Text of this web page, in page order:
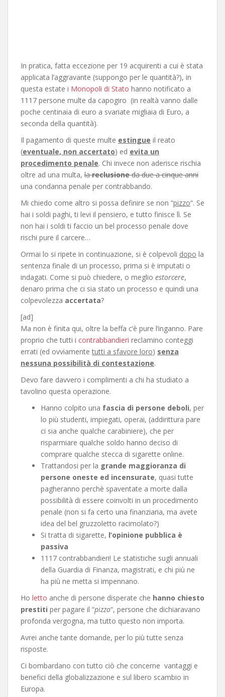
In pratica, fatta eccezione per 19 acquirenti a cui è stata
applicata l’aggravante (suppongo per le quantità?), in
questa estate i Monopoli di Stato hanno notificato a
1117 persone multe da capogiro (in realtà vanno dalle
poche centinaia di euro a svariate migliaia di Euro, a
seconda della quantità).
Il pagamento di queste multe estingue il reato
(eventuale, non accertato) ed evita un
procedimento penale. Chi invece non aderisce rischia
oltre ad una multa, lareclusioneda due a cinque anni
una condanna penale per contrabbando.
Mi chiedo come altro si possa definire se non “pizzo“. Se
hai i soldi paghi, ti levi il pensiero, e tutto finisce lì. Se
non hai i soldi ti faccio un bel processo penale dove
rischi pure il carcere…
Ormai lo si ripete in continuazione, si è colpevoli dopo la
sentenza finale di un processo, prima si è imputati o
indagati. Come si può chiedere, o meglio estorcere,
denaro prima che ci sia stato un processo e quindi una
colpevolezza accertata?
[ad]
Ma non è finita qui, oltre la beffa c’è pure l’inganno. Pare
proprio che tutti i contrabbandieri reclamino conteggi
errati (ed ovviamente tutti a sfavore loro) senza
nessuna possibilità di contestazione.
Devo fare davvero i complimenti a chi ha studiato a
tavolino questa operazione.
Hanno colpito una fascia di persone deboli, per
lo più studenti, impiegati, operai, (addirittura pare
ci sia anche qualche carabiniere), che per
risparmiare qualche soldo hanno deciso di
comprare qualche stecca di sigarette online.
Trattandosi per la grande maggioranza di
persone oneste ed incensurate, quasi tutte
pagheranno perchè spaventate a morte dalla
possibilità di essere coinvolti in un procedimento
penale (non si fa certo una finanziaria, ma avete
idea del bel gruzzoletto racimolato?)
Si tratta di sigarette, l’opinione pubblica è
passiva
1117 contrabbandieri! Le statistiche sugli annuali
della Guardia di Finanza, magistrati, e chi più ne
ha più ne metta si impennano.
Ho letto anche di persone disperate che hanno chiesto
prestiti per pagare il “pizzo“, persone che dichiaravano
profonda vergogna, ma tutto questo non importa.
Avrei anche tante domande, per lo più tutte senza
risposte.
Ci bombardano con tutto ciò che concerne vantaggi e
benefici della globalizzazione e sul libero scambio in
Europa.